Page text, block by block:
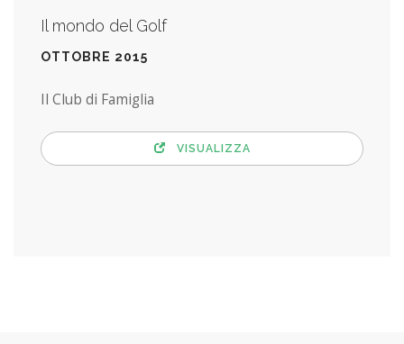
Il mondo del Golf
OTTOBRE 2015
Il Club di Famiglia
VISUALIZZA